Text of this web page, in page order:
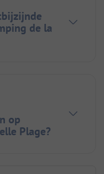
de la
op
Plage?